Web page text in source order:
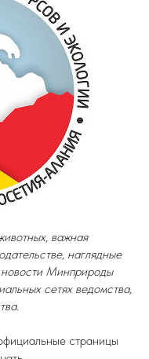
важная
наглядные
новости Минприроды
сетях ведомства,
страницы